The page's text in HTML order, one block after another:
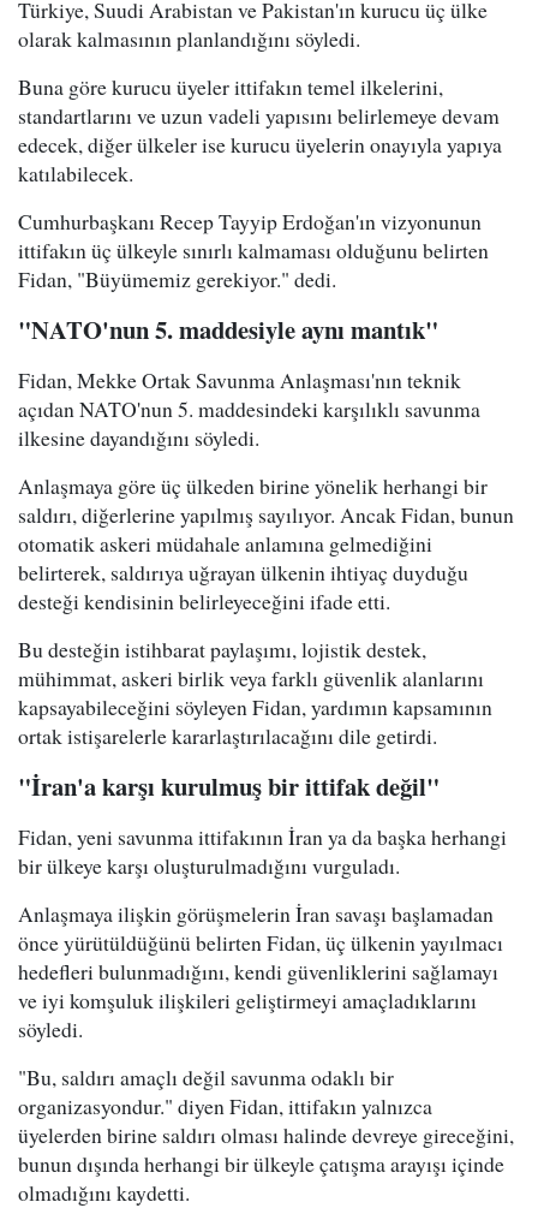
Türkiye, Suudi Arabistan ve Pakistan'ın kurucu üç ülke
olarak kalmasının planlandığını söyledi.
Buna göre kurucu üyeler ittifakın temel ilkelerini,
standartlarını ve uzun vadeli yapısını belirlemeye devam
edecek, diğer ülkeler ise kurucu üyelerin onayıyla yapıya
katılabilecek.
Cumhurbaşkanı Recep Tayyip Erdoğan'ın vizyonunun
ittifakın üç ülkeyle sınırlı kalmaması olduğunu belirten
Fidan, "Büyümemiz gerekiyor." dedi.
"NATO'nun 5. maddesiyle aynı mantık"
Fidan, Mekke Ortak Savunma Anlaşması'nın teknik
açıdan NATO'nun 5. maddesindeki karşılıklı savunma
ilkesine dayandığını söyledi.
Anlaşmaya göre üç ülkeden birine yönelik herhangi bir
saldırı, diğerlerine yapılmış sayılıyor. Ancak Fidan, bunun
otomatik askeri müdahale anlamına gelmediğini
belirterek, saldırıya uğrayan ülkenin ihtiyaç duyduğu
desteği kendisinin belirleyeceğini ifade etti.
Bu desteğin istihbarat paylaşımı, lojistik destek,
mühimmat, askeri birlik veya farklı güvenlik alanlarını
kapsayabileceğini söyleyen Fidan, yardımın kapsamının
ortak istişarelerle kararlaştırılacağını dile getirdi.
"İran'a karşı kurulmuş bir ittifak değil"
Fidan, yeni savunma ittifakının İran ya da başka herhangi
bir ülkeye karşı oluşturulmadığını vurguladı.
Anlaşmaya ilişkin görüşmelerin İran savaşı başlamadan
önce yürütüldüğünü belirten Fidan, üç ülkenin yayılmacı
hedefleri bulunmadığını, kendi güvenliklerini sağlamayı
ve iyi komşuluk ilişkileri geliştirmeyi amaçladıklarını
söyledi.
"Bu, saldırı amaçlı değil savunma odaklı bir
organizasyondur." diyen Fidan, ittifakın yalnızca
üyelerden birine saldırı olması halinde devreye gireceğini,
bunun dışında herhangi bir ülkeyle çatışma arayışı içinde
olmadığını kaydetti.